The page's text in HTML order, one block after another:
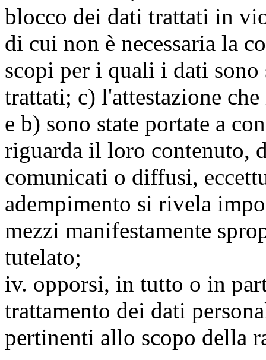
blocco dei dati trattati in
di cui non è necessaria la
scopi per i quali i dati sono
trattati; c) l'attestazione
e b) sono state portate a
riguarda il loro contenuto,
comunicati o diffusi,
adempimento si rivela
mezzi manifestamente
tutelato;
iv. opporsi, in tutto o in
trattamento dei dati
pertinenti allo scopo della